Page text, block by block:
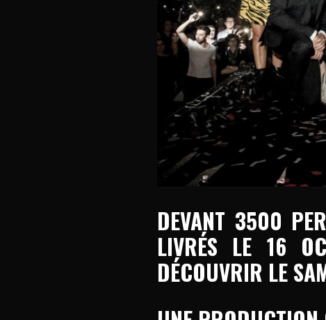
DEVANT 3500
LIVRÉS LE 16
DÉCOUVRIR LE